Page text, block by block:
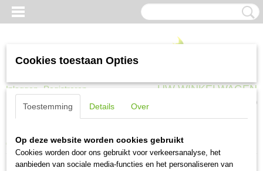
Inloggen Registreren UW WINKELWAGEN
(0)
groen S t/m XXXL
Cookies toestaan Opties
Toestemming Details Over
Op deze website worden cookies gebruikt
Cookies worden door ons gebruikt voor verkeersanalyse, het
aanbieden van sociale media-functies en het personaliseren van